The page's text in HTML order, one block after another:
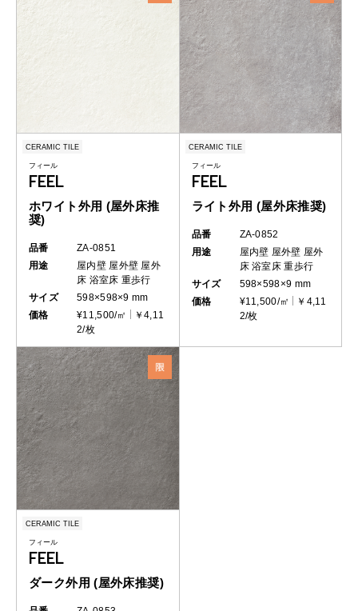
CERAMIC TILE
フィール
FEEL
ホワイト外用 (屋外床推
奨)
品番
ZA-0851
用途
屋内壁 屋外壁 屋外
床 浴室床 重歩行
サイズ
598×598×9 mm
価格
¥11,500/㎡
￥4,11
2/枚
CERAMIC TILE
フィール
FEEL
ライト外用 (屋外床推奨)
品番
ZA-0852
用途
屋内壁 屋外壁 屋外
床 浴室床 重歩行
サイズ
598×598×9 mm
価格
¥11,500/㎡
￥4,11
2/枚
CERAMIC TILE
フィール
FEEL
ダーク外用 (屋外床推奨)